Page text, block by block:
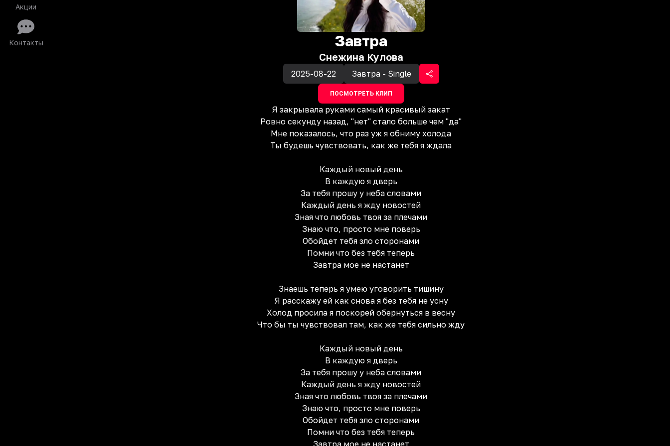
Акции
Контакты Завтра
Снежина Кулова
2025-08-22 Завтра - Single
ПОСМОТРЕТЬ КЛИП
Я закрывала руками самый красивый закат
Ровно секунду назад, "нет" стало больше чем "да"
Мне показалось, что раз уж я обниму холода
Ты будешь чувствовать, как же тебя я ждала
Каждый новый день
В каждую я дверь
За тебя прошу у неба словами
Каждый день я жду новостей
Зная что любовь твоя за плечами
Знаю что, просто мне поверь
Обойдет тебя зло сторонами
Помни что без тебя теперь
Завтра мое не настанет
Знаешь теперь я умею уговорить тишину
Я расскажу ей как снова я без тебя не усну
Холод просила я поскорей обернуться в весну
Что бы ты чувствовал там, как же тебя сильно жду
Каждый новый день
В каждую я дверь
За тебя прошу у неба словами
Каждый день я жду новостей
Зная что любовь твоя за плечами
Знаю что, просто мне поверь
Обойдет тебя зло сторонами
Помни что без тебя теперь
Завтра мое не настанет